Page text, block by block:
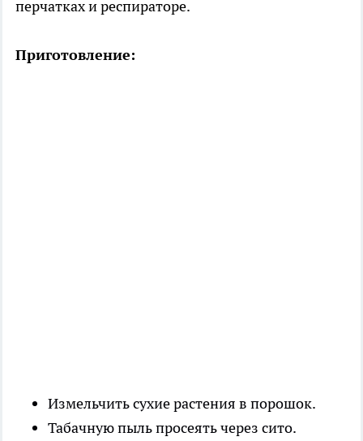
перчатках и респираторе.
Приготовление:
Измельчить сухие растения в порошок.
Табачную пыль просеять через сито.